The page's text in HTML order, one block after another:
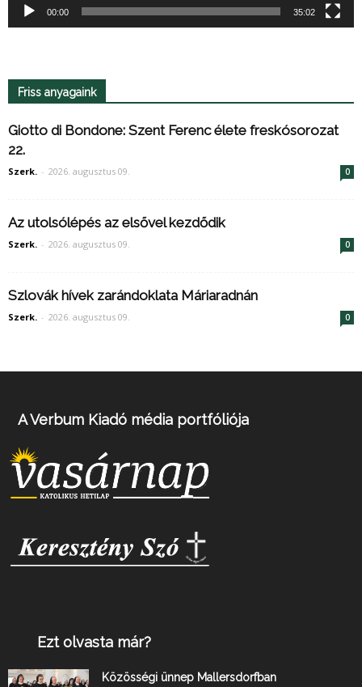
00:00 35:02
Friss anyagaink
Giotto di Bondone: Szent Ferenc élete freskósorozat
22.
Szerk. - 2026. augusztus 09. 0
Az utolsólépés az elsővel kezdődik
Szerk. - 2026. augusztus 09. 0
Szlovák hívek zarándoklata Máriaradnán
Szerk. - 2026. augusztus 09. 0
A Verbum Kiadó média portfóliója
Ezt olvasta már?
Közösségi ünnep Mallersdorfban